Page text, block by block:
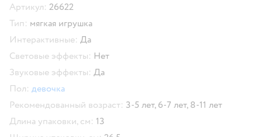
Артикул: 26622
Тип: мягкая игрушка
Интерактивные: Да
Световые эффекты: Нет
Звуковые эффекты: Да
Пол: девочка
Рекомендованный возраст: 3-5 лет, 6-7 лет, 8-11 лет
Длина упаковки, см: 13